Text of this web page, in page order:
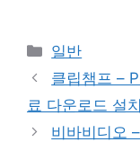
카
테
리
일반
클립챔프 –
료 다운로드 설
비바비디오